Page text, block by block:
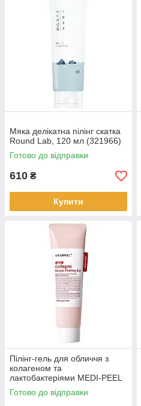
Мяка делікатна пілінг скатка
Round Lab, 120 мл (321966)
Готово до відправки
610 ₴
Купити
Пілінг-гель для обличчя з
колагеном та
лактобактеріями MEDI-PEEL
Red Lacto Collagen, 95 мл
(821833)
Готово до відправки